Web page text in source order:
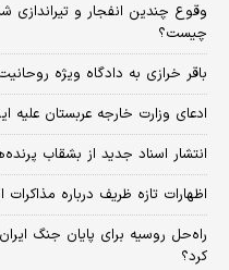
وقوع چندین انفجار و تیراندازی
چیست؟
باقر خرازی به دادگاه ویژه
ادعای وزارت خارجه عربستان علیه
انتشار اسناد جدید از بشقاب
اظهارات تازه ظریف درباره مذاکرات
راه‌حل روسیه برای پایان جنگ
کرد؟